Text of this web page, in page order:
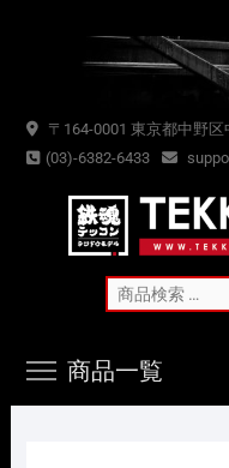
〒164-0001 東京都中野区
(03)-6382-6433
商品一覧